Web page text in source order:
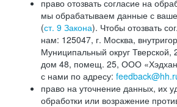
право отозвать согласие на
мы обрабатываем данные с
(ст. 9 Закона). Чтобы отозвать
нам: 125047, г. Москва,
Муниципальный округ Тверской,
дом 48, помещ. 25, ООО
с нами по адресу:
право на уточнение данных, их
обработки или возражение